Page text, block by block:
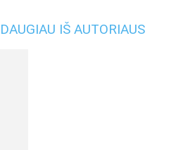
DAUGIAU IŠ AUTORIAUS